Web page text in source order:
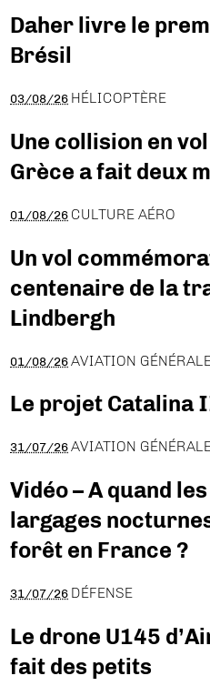
Daher livre le
Brésil
03/08/26 HÉLICOPTÈRE
Une collision en
Grèce a fait deux
01/08/26 CULTURE AÉRO
Un vol
centenaire de la
Lindbergh
01/08/26 AVIATION
Le projet Catalina
31/07/26 AVIATION
Vidéo – A quand
largages
forêt en France ?
31/07/26 DÉFENSE
Le drone U145
fait des petits